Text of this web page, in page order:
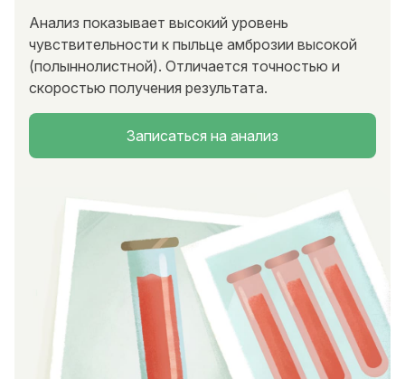
Анализ показывает высокий уровень
чувствительности к пыльце амброзии высокой
(полыннолистной). Отличается точностью и
скоростью получения результата.
Записаться на анализ